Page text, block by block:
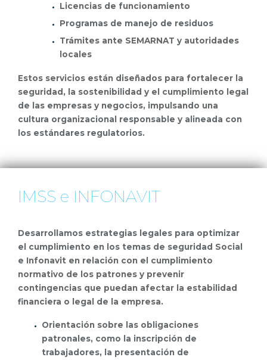
Licencias de funcionamiento
Programas de manejo de residuos
Trámites ante SEMARNAT y autoridades
locales
Estos servicios están diseñados para fortalecer la
seguridad, la sostenibilidad y el cumplimiento legal
de las empresas y negocios, impulsando una
cultura organizacional responsable y alineada con
los estándares regulatorios.
IMSS e INFONAVIT
Desarrollamos estrategias legales para optimizar
el cumplimiento en los temas de seguridad Social
e Infonavit en relación con el cumplimiento
normativo de los patrones y prevenir
contingencias que puedan afectar la estabilidad
financiera o legal de la empresa.
Orientación sobre las obligaciones
patronales, como la inscripción de
trabajadores, la presentación de